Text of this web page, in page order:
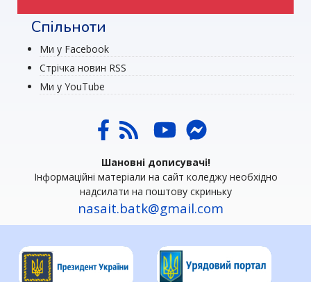
Спільноти
Ми у Facebook
Стрічка новин RSS
Ми у YouTube
Шановні дописувачі!
Інформаційні матеріали на сайт коледжу необхідно
надсилати на поштову скриньку
nasait.batk@gmail.com